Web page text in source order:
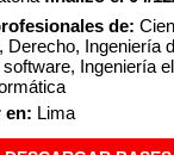
de:
Derecho, Ingeniería
Ingeniería
en: Lima